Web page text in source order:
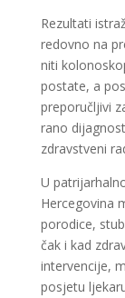
Rezultati
redovno na
niti
postate, a
preporučljivi
rano
zdravstveni
U
Hercegovina
porodice,
čak i kad
intervencije,
posjetu